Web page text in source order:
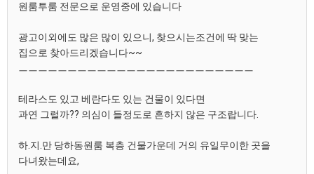
원룸투룸 전문으로 운영중에 있습니다
광고이외에도 많은 많이 있으니, 찾으시는조건에 딱 맞는
집으로 찾아드리겠습니다~~
ㅡㅡㅡㅡㅡㅡㅡㅡㅡㅡㅡㅡㅡㅡㅡㅡㅡㅡㅡㅡㅡㅡㅡㅡ
테라스도 있고 베란다도 있는 건물이 있다면
과연 그럴까?? 의심이 들정도로 흔하지 않은 구조랍니다.
하.지.만 당하동원룸 복층 건물가운데 거의 유일무이한 곳을
다녀왔는데요,